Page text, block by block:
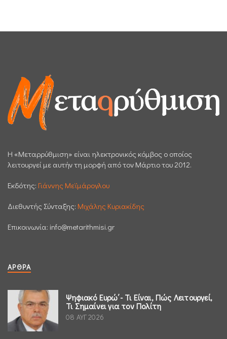
H «Μεταρρύθμιση» είναι ηλεκτρονικός κόμβος ο οποίος
λειτουργεί με αυτήν τη μορφή από τον Μάρτιο του 2012.
Εκδότης: Γιάννης Μεϊμάρογλου
Διεθυντής Σύνταξης: Μιχάλης Κυριακίδης
Επικοινωνία: info@metarithmisi.gr
ΆΡΘΡΑ
Ψηφιακό Ευρώ΄- Τι Είναι, Πώς Λειτουργεί,
Τι Σημαίνει για τον Πολίτη
08 ΑΥΓ 2026